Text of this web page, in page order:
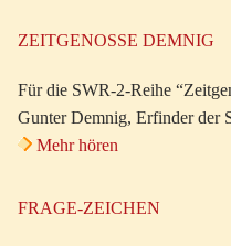
ZEITGENOSSE DEMNIG
Für die SWR-2-Reihe
Gunter Demnig, Erfinder der
Mehr hören
FRAGE-ZEICHEN